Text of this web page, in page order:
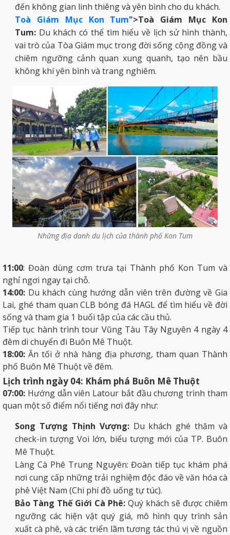
đến không gian linh thiêng và yên bình cho du khách.
Toà Giám Mục Kon Tum">Toà Giám Mục Kon
Tum: Du khách có thể tìm hiểu về lịch sử hình thành,
vai trò của Tòa Giám mục trong đời sống cộng đồng và
chiêm ngưỡng cảnh quan xung quanh, tạo nên bầu
không khí yên bình và trang nghiêm.
Những địa danh du lịch của thành phố Kon Tum
11:00: Đoàn dùng cơm trưa tại Thành phố Kon Tum và
nghỉ ngơi ngay tại chỗ.
14:00: Du khách cùng hướng dẫn viên trên đường về Gia
Lai, ghé tham quan CLB bóng đá HAGL để tìm hiểu về đời
sống và tham gia 1 buổi tập của các cầu thủ.
Tiếp tục hành trình tour Vũng Tàu Tây Nguyên 4 ngày 4
đêm di chuyển đi Buôn Mê Thuột.
18:00: Ăn tối ở nhà hàng địa phương, tham quan Thành
phố Buôn Mê Thuột về đêm.
Lịch trình ngày 04: Khám phá Buôn Mê Thuột
07:00: Hướng dẫn viên Latour bắt đầu chương trình tham
quan một số điểm nổi tiếng nơi đây như:
Song Tượng Thịnh Vượng: Du khách ghé thăm và
check-in tượng Voi lớn, biểu tượng mới của TP. Buôn
Mê Thuột.
Làng Cà Phê Trung Nguyên: Đoàn tiếp tục khám phá
nơi cung cấp những trải nghiệm độc đáo về văn hóa cà
phê Việt Nam (Chi phí đồ uống tự túc).
Bảo Tàng Thế Giới Cà Phê: Quý khách sẽ được chiêm
ngưỡng các hiện vật quý giá, mô hình quy trình sản
xuất cà phê, và các triển lãm tương tác thú vị về nguồn